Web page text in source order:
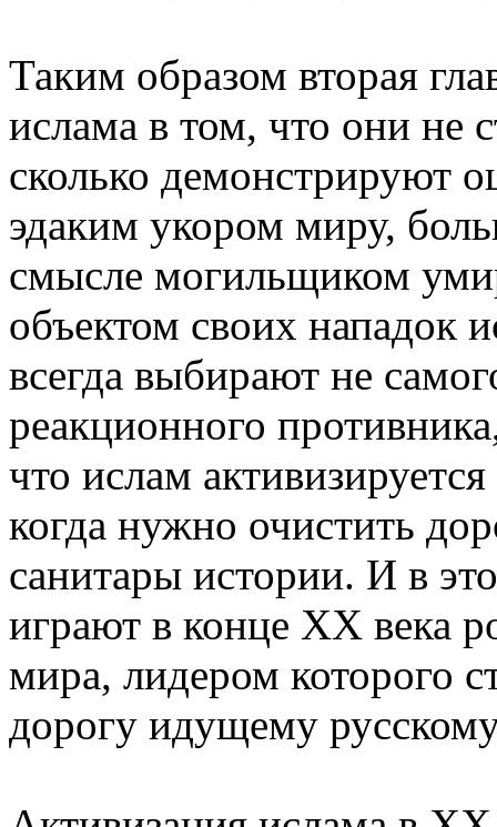
Таким образом вторая
ислама в том, что они не
сколько демонстрируют
эдаким укором миру,
смысле могильщиком
объектом своих нападок
всегда выбирают не
реакционного
что ислам
когда нужно очистить
санитары истории. И в
играют в конце ХХ века
мира, лидером которого
дорогу идущему